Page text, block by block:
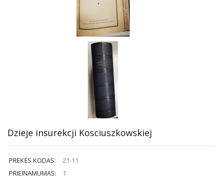
Dzieje insurekcji Kosciuszkowskiej
PREKĖS KODAS:
21-11
PRIEINAMUMAS:
1